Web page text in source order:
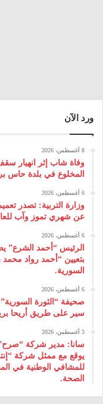
ورد الآن
8 أغسطس، 2026
وفاة شاب إثر انهيار
المخلوع في بلدة حاس
6 أغسطس، 2026
وزارة التربية: تصدر
عن شهري تموز وآب
6 أغسطس، 2026
بتعيين “أحمد رواد محمد
السورية.
6 أغسطس، 2026
صحيفة “الثورة
سير على طريق أريحا
3 أغسطس، 2026
سانا: مدير شركة “صرح”
يوقع مع ممثل شركة
للمشافي الوطنية في
الصحة.